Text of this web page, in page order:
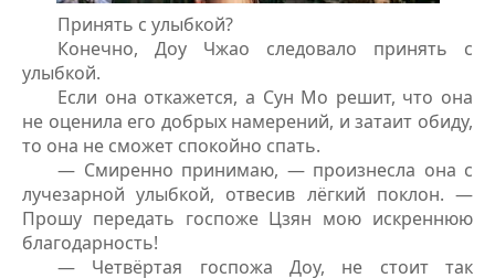
Принять с улыбкой?
Конечно, Доу Чжао следовало принять с
улыбкой.
Если она откажется, а Сун Мо решит, что она
не оценила его добрых намерений, и затаит обиду,
то она не сможет спокойно спать.
— Смиренно принимаю, — произнесла она с
лучезарной улыбкой, отвесив лёгкий поклон. —
Прошу передать госпоже Цзян мою искреннюю
благодарность!
— Четвёртая госпожа Доу, не стоит так